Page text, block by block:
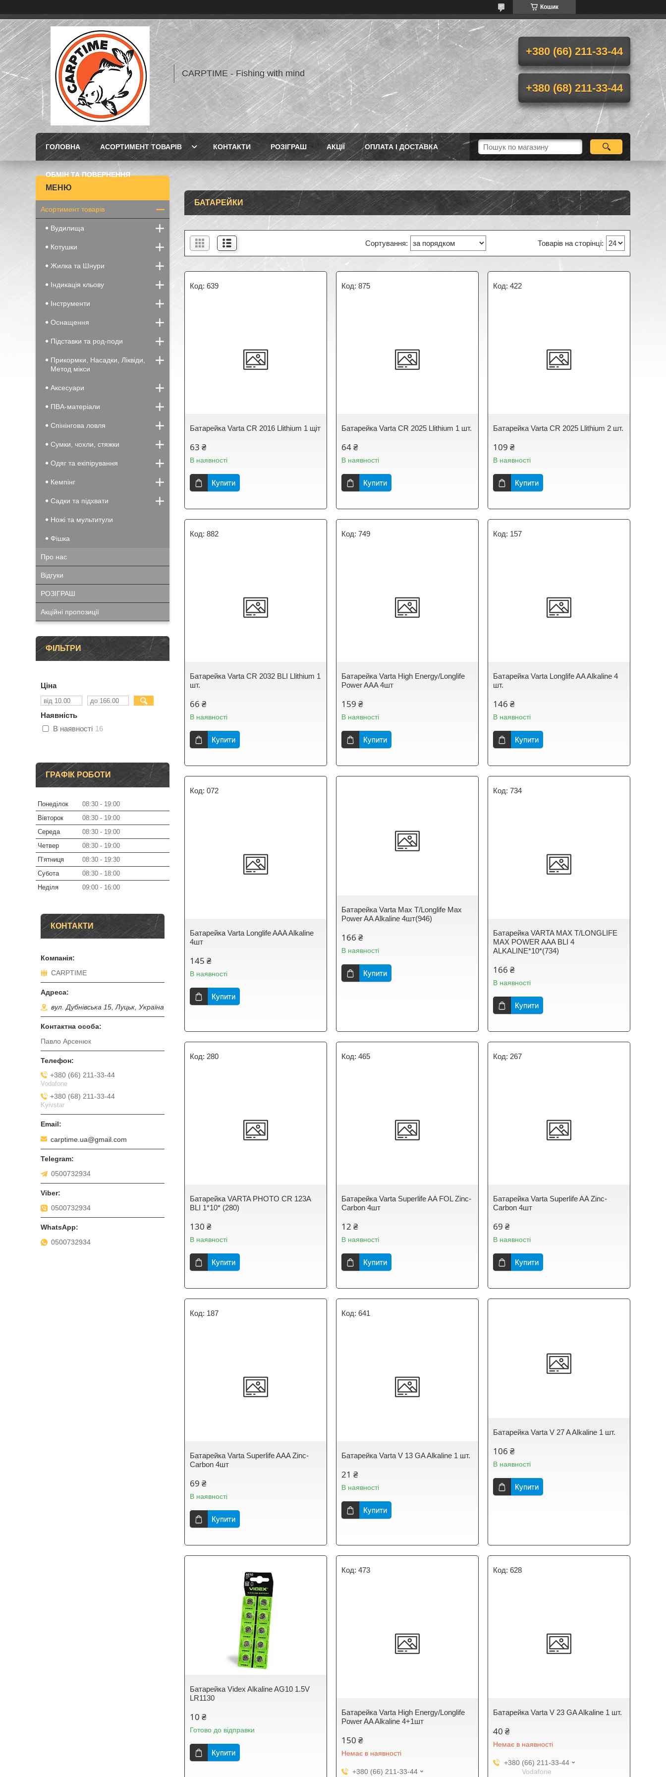
Кошик
CARPTIME - Fishing with mind
+380 (66) 211-33-44
+380 (68) 211-33-44
ГОЛОВНА АСОРТИМЕНТ ТОВАРІВ КОНТАКТИ РОЗІГРАШ АКЦІЇ ОПЛАТА І ДОСТАВКА
ОБМІН ТА ПОВЕРНЕННЯ
БАТАРЕЙКИ
639
Батарейка Varta CR 2016 Llithium 1 щіт
63 ₴
В наявності
Купити
875
Батарейка Varta CR 2025 Llithium 1 шт.
64 ₴
В наявності
Купити
422
Батарейка Varta CR 2025 Llithium 2 шт.
109 ₴
В наявності
Купити
882
Батарейка Varta CR 2032 BLI Llithium 1
шт.
66 ₴
В наявності
Купити
749
Батарейка Varta High Energy/Longlife
Power AAA 4шт
159 ₴
В наявності
Купити
157
Батарейка Varta Longlife AA Alkaline 4
шт.
146 ₴
В наявності
Купити
072
Батарейка Varta Longlife AAA Alkaline
4шт
145 ₴
В наявності
Купити
Батарейка Varta Max T/Longlife Max
Power AA Alkaline 4шт(946)
166 ₴
В наявності
Купити
734
Батарейка VARTA MAX T/LONGLIFE
MAX POWER AAA BLI 4
ALKALINE*10*(734)
166 ₴
В наявності
Купити
280
Батарейка VARTA PHOTO CR 123A
BLI 1*10* (280)
130 ₴
В наявності
Купити
465
Батарейка Varta Superlife AA FOL Zinc-
Carbon 4шт
12 ₴
В наявності
Купити
267
Батарейка Varta Superlife AA Zinc-
Carbon 4шт
69 ₴
В наявності
Купити
187
Батарейка Varta Superlife AAA Zinc-
Carbon 4шт
69 ₴
В наявності
Купити
641
Батарейка Varta V 13 GA Alkaline 1 шт.
21 ₴
В наявності
Купити
Батарейка Varta V 27 A Alkaline 1 шт.
106 ₴
В наявності
Купити
Батарейка Videx Alkaline AG10 1.5V
LR1130
10 ₴
Готово до відправки
Купити
473
Батарейка Varta High Energy/Longlife
Power AA Alkaline 4+1шт
150 ₴
Немає в наявності
+380 (66) 211-33-44
628
Батарейка Varta V 23 GA Alkaline 1 шт.
40 ₴
Немає в наявності
+380 (66) 211-33-44
Vodafone
Асортимент товарів
Вудилища
Котушки
Жилка та Шнури
Індикація кльову
Інструменти
Оснащення
Підставки та род-поди
Прикормки, Насадки, Ліквіди,
Метод мікси
Аксесуари
ПВА-матеріали
Спінінгова ловля
Сумки, чохли, стяжки
Одяг та екіпірування
Кемпінг
Садки та підхвати
Ножі та мультитули
Фішка
Про нас
Відгуки
РОЗІГРАШ
Акційні пропозиції
ФІЛЬТРИ
Ціна
Наявність
В наявності 16
ГРАФІК РОБОТИ
Понеділок 08:30
19:00
Вівторок
08:30
19:00
Середа
08:30
19:00
Четвер
08:30
19:00
Пʼятниця
08:30
19:30
Субота
08:30
18:00
Неділя
09:00 16:00
КОНТАКТИ
CARPTIME
вул. Дубнівська 15, Луцьк, Україна
Павло Арсенюк
+380 (66) 211-33-44
Vodafone
+380 (68) 211-33-44
Kyivstar
carptime.ua@gmail.com
0500732934
0500732934
0500732934